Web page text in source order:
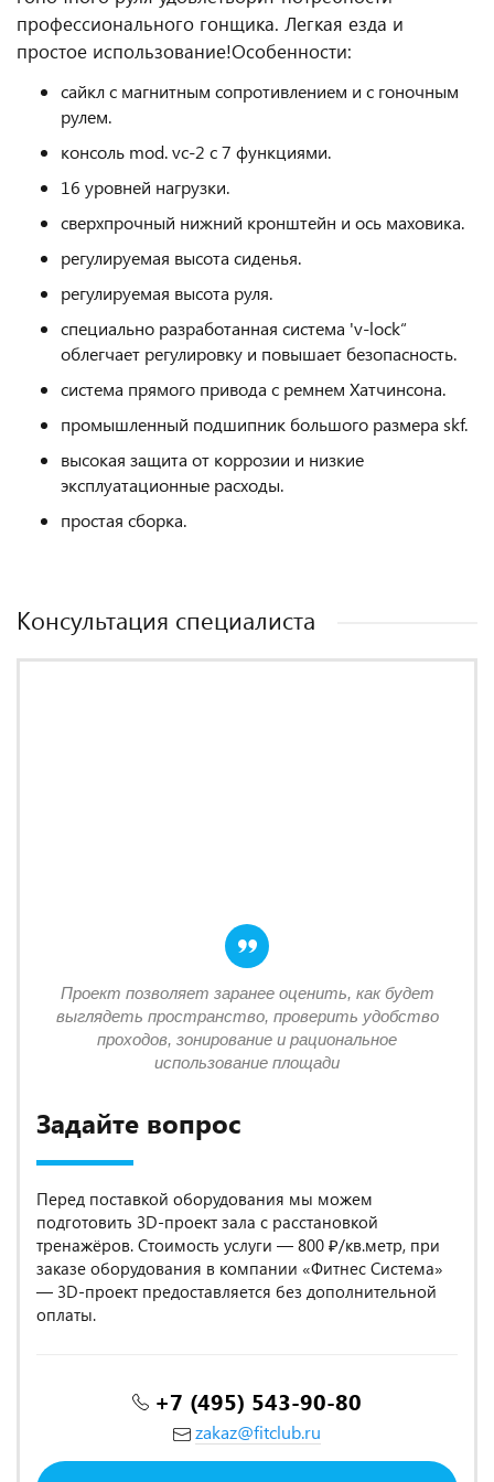
профессионального гонщика. Легкая езда и
простое использование!Особенности:
сайкл с магнитным сопротивлением и с гоночным
рулем.
консоль mod. vc-2 с 7 функциями.
16 уровней нагрузки.
сверхпрочный нижний кронштейн и ось маховика.
регулируемая высота сиденья.
регулируемая высота руля.
специально разработанная система 'v-lock“
облегчает регулировку и повышает безопасность.
система прямого привода с ремнем Хатчинсона.
промышленный подшипник большого размера skf.
высокая защита от коррозии и низкие
эксплуатационные расходы.
простая сборка.
Консультация специалиста
Задайте вопрос
Перед поставкой оборудования мы можем
подготовить 3D-проект зала с расстановкой
тренажёров. Стоимость услуги — 800 ₽/кв.метр, при
заказе оборудования в компании «Фитнес Система»
— 3D-проект предоставляется без дополнительной
оплаты.
+7 (495) 543-90-80
zakaz@fitclub.ru
Проект позволяет заранее оценить, как будет
выглядеть пространство, проверить удобство
проходов, зонирование и рациональное
использование площади